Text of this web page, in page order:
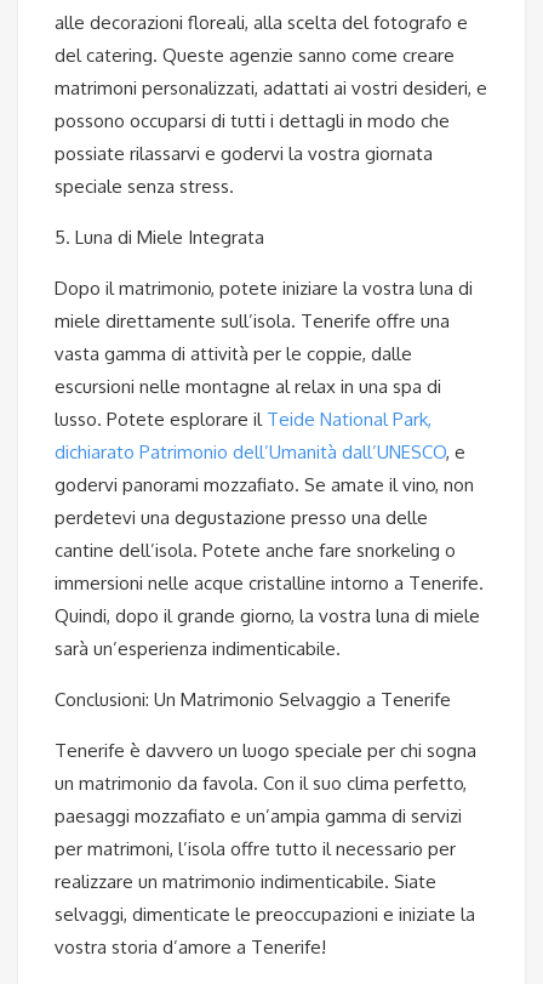
alle decorazioni floreali, alla scelta del fotografo e
del catering. Queste agenzie sanno come creare
matrimoni personalizzati, adattati ai vostri desideri, e
possono occuparsi di tutti i dettagli in modo che
possiate rilassarvi e godervi la vostra giornata
speciale senza stress.
5. Luna di Miele Integrata
Dopo il matrimonio, potete iniziare la vostra luna di
miele direttamente sull’isola. Tenerife offre una
vasta gamma di attività per le coppie, dalle
escursioni nelle montagne al relax in una spa di
lusso. Potete esplorare il Teide National Park,
dichiarato Patrimonio dell’Umanità dall’UNESCO, e
godervi panorami mozzafiato. Se amate il vino, non
perdetevi una degustazione presso una delle
cantine dell’isola. Potete anche fare snorkeling o
immersioni nelle acque cristalline intorno a Tenerife.
Quindi, dopo il grande giorno, la vostra luna di miele
sarà un’esperienza indimenticabile.
Conclusioni: Un Matrimonio Selvaggio a Tenerife
Tenerife è davvero un luogo speciale per chi sogna
un matrimonio da favola. Con il suo clima perfetto,
paesaggi mozzafiato e un’ampia gamma di servizi
per matrimoni, l’isola offre tutto il necessario per
realizzare un matrimonio indimenticabile. Siate
selvaggi, dimenticate le preoccupazioni e iniziate la
vostra storia d’amore a Tenerife!